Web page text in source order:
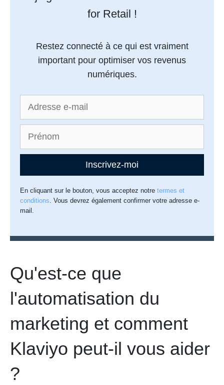
for Retail !
Restez connecté à ce qui est vraiment
important pour optimiser vos revenus
numériques.
Inscrivez-moi
En cliquant sur le bouton, vous acceptez notretermes et
conditions. Vous devrez également confirmer votre adresse e-
mail.
Qu'est-ce que
l'automatisation du
marketing et comment
Klaviyo peut-il vous aider
?